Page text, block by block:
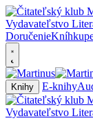
Doručenie
Knihy E-knihy